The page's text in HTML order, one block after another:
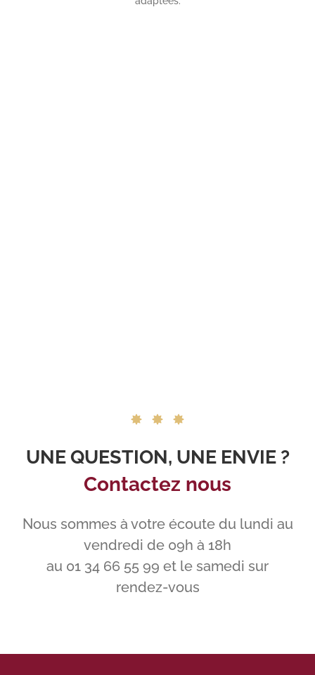
UNE QUESTION, UNE ENVIE ?
Contactez nous
Nous sommes à votre écoute du lundi au
vendredi de 09h à 18h
au 01 34 66 55 99 et le samedi sur
rendez-vous